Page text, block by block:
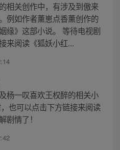
相关创作中，有涉及到傲来
例如作者薰崽点香薰创作的
缘》这部小说。 等待电视剧
来阅读《狐妖小红...
杨一叹喜欢王权醉的相关小
也可以点击下方链接来阅读
剧情了！